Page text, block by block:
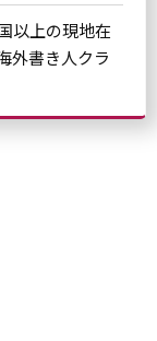
以上の現地在
外書き人クラ